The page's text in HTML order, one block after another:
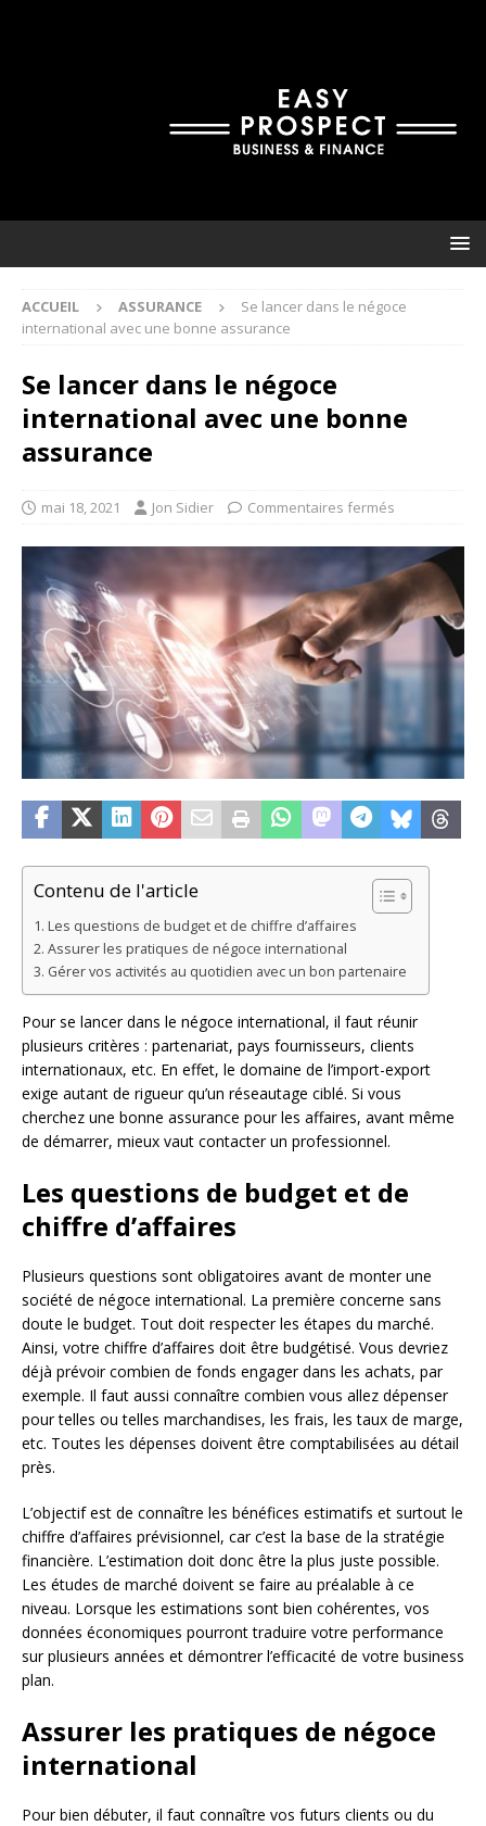
ACCUEIL ASSURANCE
Se lancer dans le négoce
international avec une bonne assurance
Se lancer dans le négoce
international avec une bonne
assurance
mai 18, 2021 Jon Sidier Commentaires fermés
Contenu de l'article
Les questions de budget et de chiffre d’affaires
Assurer les pratiques de négoce international
Gérer vos activités au quotidien avec un bon partenaire
Pour se lancer dans le négoce international, il faut réunir
plusieurs critères : partenariat, pays fournisseurs, clients
internationaux, etc. En effet, le domaine de l’import-export
exige autant de rigueur qu’un réseautage ciblé. Si vous
cherchez une bonne assurance pour les affaires, avant même
de démarrer, mieux vaut contacter un professionnel.
Les questions de budget et de
chiffre d’affaires
Plusieurs questions sont obligatoires avant de monter une
société de négoce international. La première concerne sans
doute le budget. Tout doit respecter les étapes du marché.
Ainsi, votre chiffre d’affaires doit être budgétisé. Vous devriez
déjà prévoir combien de fonds engager dans les achats, par
exemple. Il faut aussi connaître combien vous allez dépenser
pour telles ou telles marchandises, les frais, les taux de marge,
etc. Toutes les dépenses doivent être comptabilisées au détail
près.
L’objectif est de connaître les bénéfices estimatifs et surtout le
chiffre d’affaires prévisionnel, car c’est la base de la stratégie
financière. L’estimation doit donc être la plus juste possible.
Les études de marché doivent se faire au préalable à ce
niveau. Lorsque les estimations sont bien cohérentes, vos
données économiques pourront traduire votre performance
sur plusieurs années et démontrer l’efficacité de votre business
plan.
Assurer les pratiques de négoce
international
Pour bien débuter, il faut connaître vos futurs clients ou du